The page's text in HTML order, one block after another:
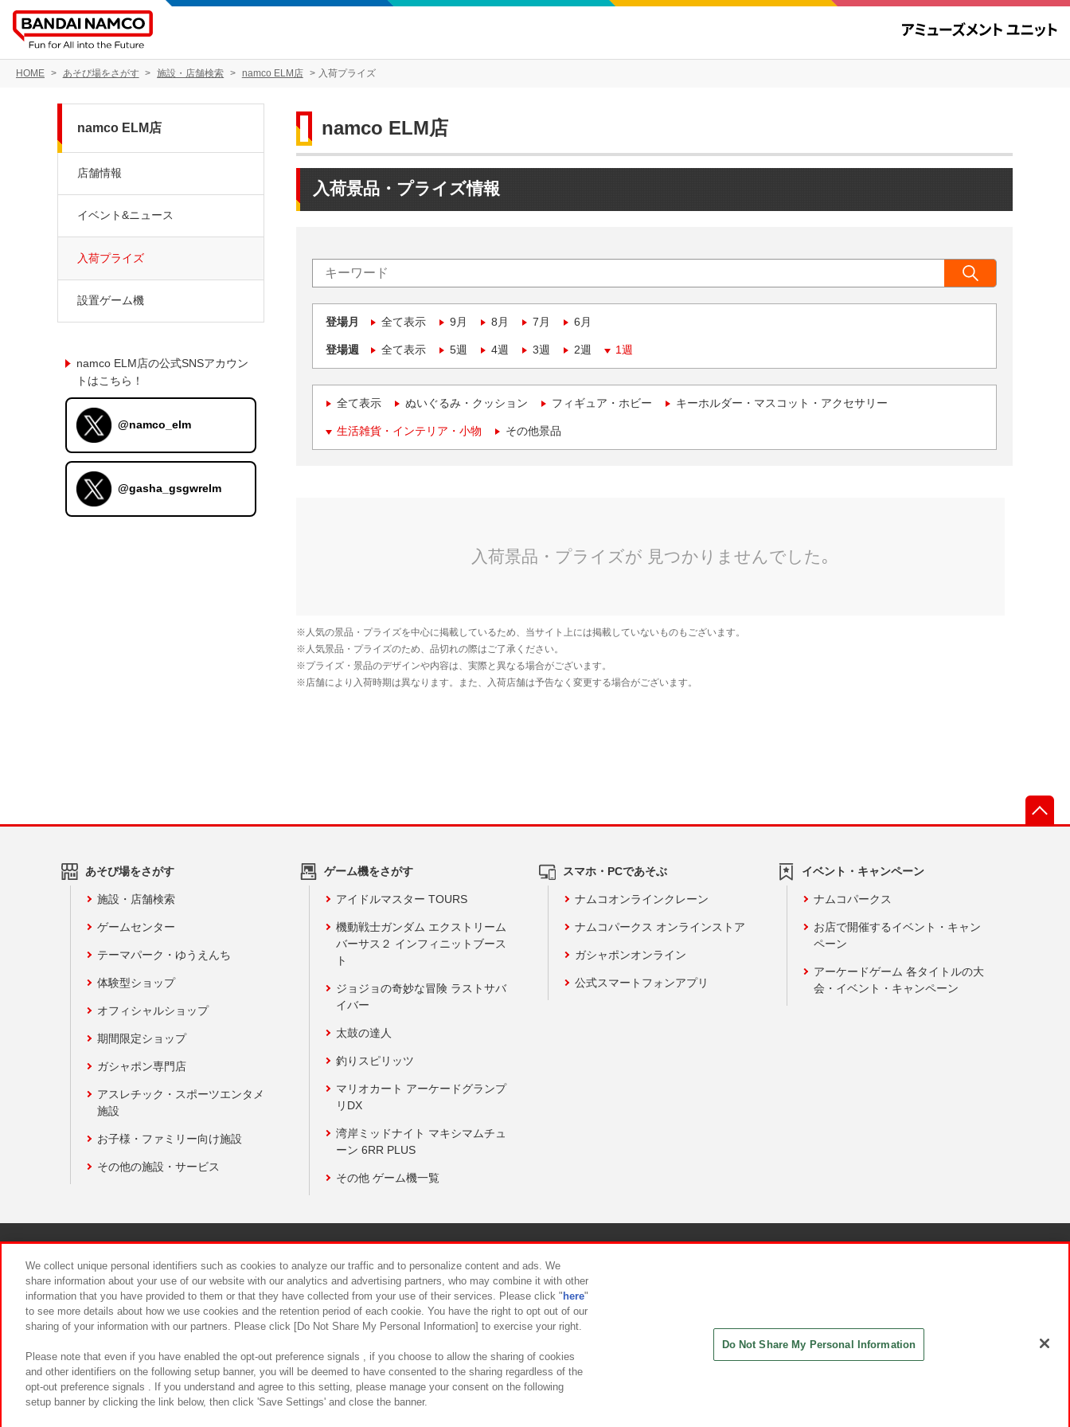
HOME あそび場をさがす 施設・店舗検索 namco ELM店 入荷プライズ
namco ELM店
入荷景品・プライズ情報
登場月 全て表示 9月 8月 7月 6月
登場週 全て表示 5週 4週 3週 2週 1週
全て表示 ぬいぐるみ・クッション フィギュア・ホビー キーホルダー・マスコット・アクセサリー
生活雑貨・インテリア・小物 その他景品
namco ELM店
店舗情報
イベント&ニュース
入荷プライズ
設置ゲーム機
namco ELM店の公式SNSアカウン
トはこちら！
@namco_elm
@gasha_gsgwrelm
あそび場をさがす
施設・店舗検索
ゲームセンター
テーマパーク・ゆうえんち
体験型ショップ
オフィシャルショップ
期間限定ショップ
ガシャポン専門店
アスレチック・スポーツエンタメ
施設
お子様・ファミリー向け施設
その他の施設・サービス
ゲーム機をさがす
アイドルマスター TOURS
機動戦士ガンダム エクストリーム
バーサス２ インフィニットブース
ト
ジョジョの奇妙な冒険 ラストサバ
イバー
太鼓の達人
釣りスピリッツ
マリオカート アーケードグランプ
リDX
湾岸ミッドナイト マキシマムチュ
ーン 6RR PLUS
その他 ゲーム機一覧
スマホ・PCであそぶ
ナムコオンラインクレーン
ナムコパークス オンラインストア
ガシャポンオンライン
公式スマートフォンアプリ
イベント・キャンペーン
ナムコパークス
お店で開催するイベント・キャン
ペーン
アーケードゲーム 各タイトルの大
会・イベント・キャンペーン
食品のご提供について カスタマーハラスメント対応方針
We collect unique personal identifiers such as cookies to analyze our traffic and to personalize content and ads. We
share information about your use of our website with our analytics and advertising partners, who may combine it with other
information that you have provided to them or that they have collected from your use of their services. Please click " here"
to see more details about how we use cookies and the retention period of each cookie. You have the right to opt out of our
sharing of your information with our partners. Please click [Do Not Share My Personal Information] to exercise your right.
Please note that even if you have enabled the opt-out preference signals , if you choose to allow the sharing of cookies
and other identifiers on the following setup banner, you will be deemed to have consented to the sharing regardless of the
opt-out preference signals . If you understand and agree to this setting, please manage your consent on the following
setup banner by clicking the link below, then click 'Save Settings' and close the banner.
Do Not Share My Personal Information